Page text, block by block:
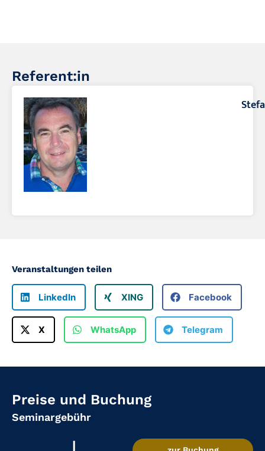
Referent:in
Veranstaltungen teilen
LinkedIn XING Facebook
X WhatsApp Telegram
Preise und Buchung
Seminargebühr
|